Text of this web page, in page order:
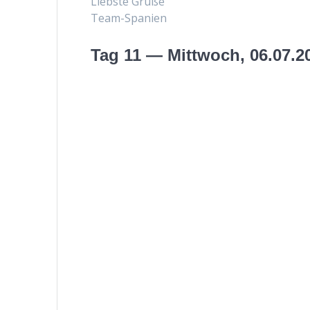
Team-Spanien
Tag 11 — Mittwoch,